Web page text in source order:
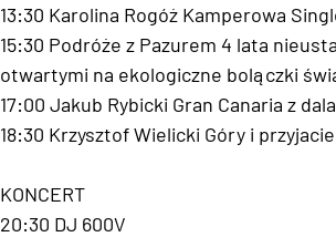
13:30 Karolina Rogóż Kamperowa
15:30 Podróże z Pazurem 4 lata
otwartymi na ekologiczne bolączki
17:00 Jakub Rybicki Gran Canaria z
18:30 Krzysztof Wielicki Góry i
KONCERT
20:30 DJ 600V